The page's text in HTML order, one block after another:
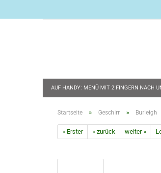
AUF HANDY: MENÜ MIT 2 FINGERN NACH
Startseite » Geschirr » Burleigh
« Erster « zurück weiter »